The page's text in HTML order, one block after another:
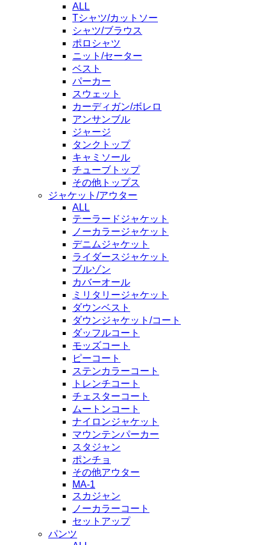
ALL
Tシャツ/カットソー
シャツ/ブラウス
ポロシャツ
ニット/セーター
ベスト
パーカー
スウェット
カーディガン/ボレロ
アンサンブル
ジャージ
タンクトップ
キャミソール
チューブトップ
その他トップス
ジャケット/アウター
ALL
テーラードジャケット
ノーカラージャケット
デニムジャケット
ライダースジャケット
ブルゾン
カバーオール
ミリタリージャケット
ダウンベスト
ダウンジャケット/コート
ダッフルコート
モッズコート
ピーコート
ステンカラーコート
トレンチコート
チェスターコート
ムートンコート
ナイロンジャケット
マウンテンパーカー
スタジャン
ポンチョ
その他アウター
MA-1
スカジャン
ノーカラーコート
セットアップ
パンツ